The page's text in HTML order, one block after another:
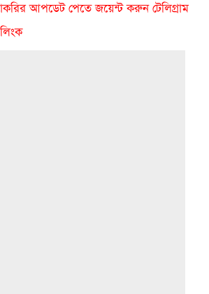
আপডেট পেতে জয়েন্ট করুন টেলিগ্রাম